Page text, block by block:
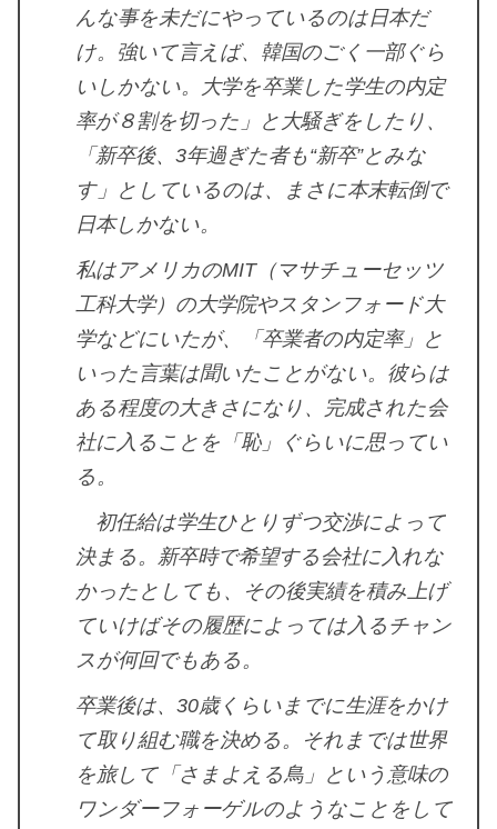
んな事を未だにやっているのは日本だ
け。強いて言えば、韓国のごく一部ぐら
いしかない。大学を卒業した学生の内定
率が８割を切った」と大騒ぎをしたり、
「新卒後、3年過ぎた者も“新卒”とみな
す」としているのは、まさに本末転倒で
日本しかない。
私はアメリカのMIT（マサチューセッツ
工科大学）の大学院やスタンフォード大
学などにいたが、「卒業者の内定率」と
いった言葉は聞いたことがない。彼らは
ある程度の大きさになり、完成された会
社に入ることを「恥」ぐらいに思ってい
る。
初任給は学生ひとりずつ交渉によって
決まる。新卒時で希望する会社に入れな
かったとしても、その後実績を積み上げ
ていけばその履歴によっては入るチャン
スが何回でもある。
卒業後は、30歳くらいまでに生涯をかけ
て取り組む職を決める。それまでは世界
を旅して「さまよえる鳥」という意味の
ワンダーフォーゲルのようなことをして